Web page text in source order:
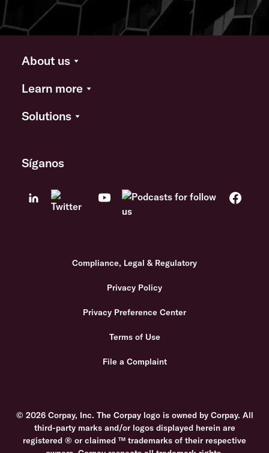
About us
Learn more
Solutions
Síganos
Compliance, Legal & Regulatory
Privacy Policy
Privacy Preference Center
Terms of Use
File a Complaint
© 2026 Corpay, Inc. The Corpay logo is owned by Corpay. All
third-party marks and/or logos displayed herein are
registered ® or claimed ™ trademarks of their respective